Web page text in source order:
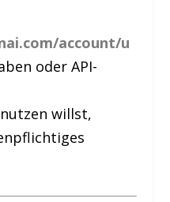
account/u
oder API-
nutzen willst,